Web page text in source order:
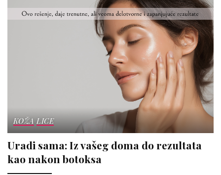
KOŽA LICE
Uradi sama: Iz vašeg doma do rezultata
kao nakon botoksa